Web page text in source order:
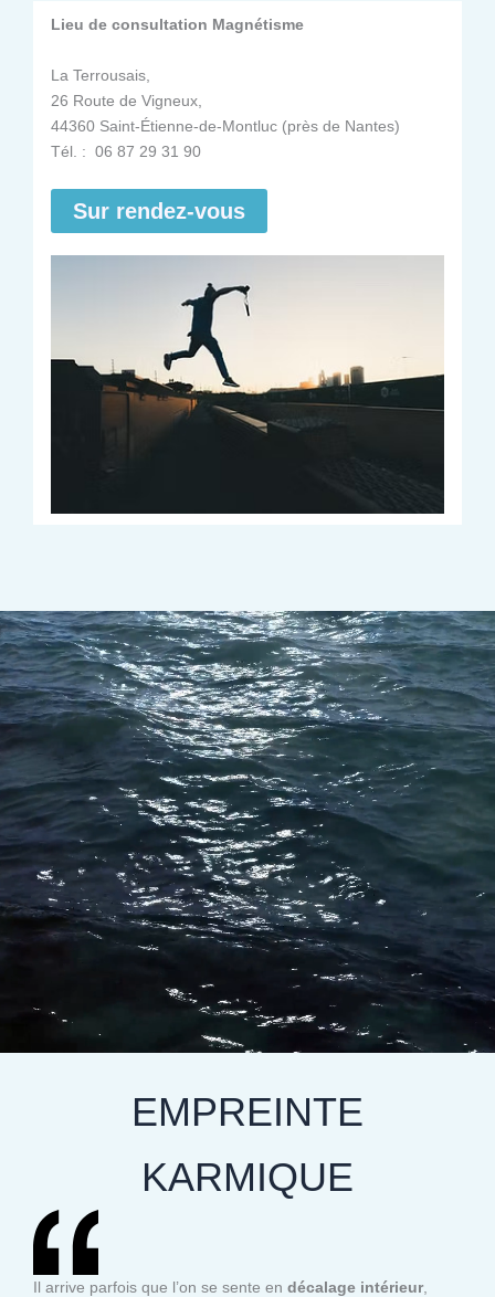
Lieu de consultation Magnétisme
La Terrousais,
26 Route de Vigneux,
44360 Saint-Étienne-de-Montluc (près de Nantes)
Tél. : 06 87 29 31 90
Sur rendez-vous
EMPREINTE
KARMIQUE
Il arrive parfois que l’on se sente en décalage intérieur,